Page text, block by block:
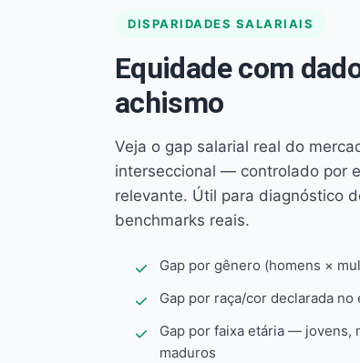
DISPARIDADES SALARIAIS
Equidade com
achismo
Veja o gap salarial real do
interseccional — controlado por
relevante. Útil para diagnóstico
benchmarks reais.
Gap por gênero (homens ×
Gap por raça/cor declarada no
Gap por faixa etária — jovens,
maduros